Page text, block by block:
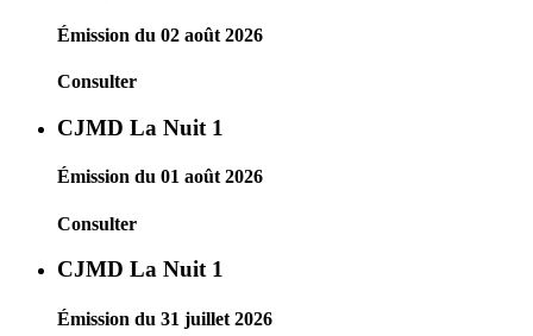
Émission du 02 août 2026
Consulter
CJMD La Nuit 1
Émission du 01 août 2026
Consulter
CJMD La Nuit 1
Émission du 31 juillet 2026